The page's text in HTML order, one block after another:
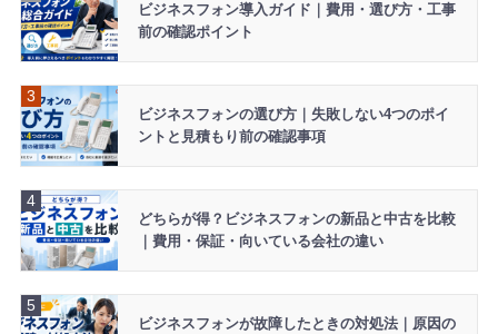
ビジネスフォン導入ガイド｜費用・選び方・工事
前の確認ポイント
ビジネスフォンの選び方｜失敗しない4つのポイ
ントと見積もり前の確認事項
どちらが得？ビジネスフォンの新品と中古を比較
｜費用・保証・向いている会社の違い
ビジネスフォンが故障したときの対処法｜原因の